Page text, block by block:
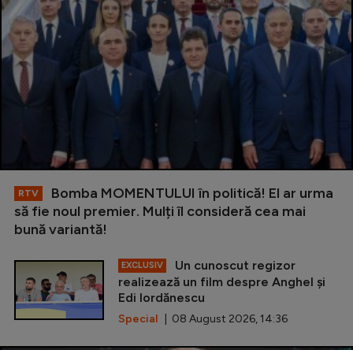
RTV
Bomba MOMENTULUI în politică! El ar urma
să fie noul premier. Mulți îl consideră cea mai
bună variantă!
EXCLUSIV
Un cunoscut regizor
realizează un film despre Anghel și
Edi Iordănescu
Special | 08 August 2026, 14:36